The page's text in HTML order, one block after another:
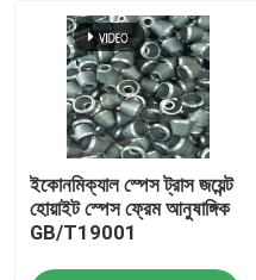
ইকোনমিক্যাল স্পেস ট্রাস জয়েন্ট
হোয়াইট স্পেস ফ্রেম আনুষাঙ্গিক
GB/T19001